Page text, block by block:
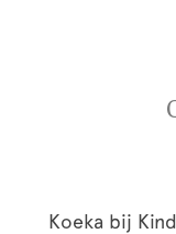
Koeka bij